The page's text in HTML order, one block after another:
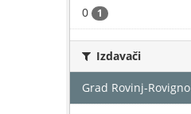
0 1
Izdavači
Grad Rovinj-Rovigno